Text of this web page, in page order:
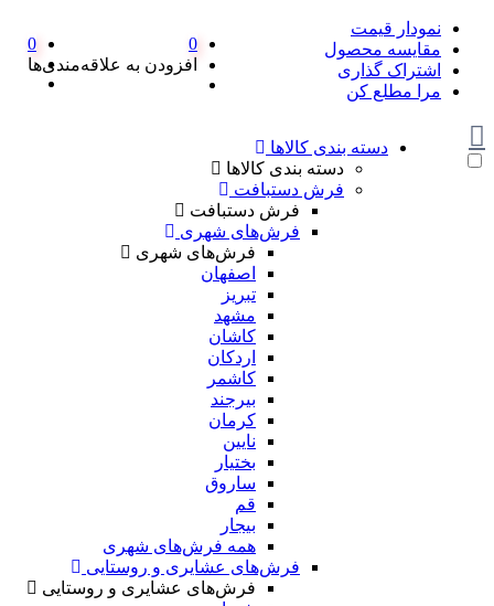
نمودار قیمت
مقایسه محصول
اشتراک گذاری
مرا مطلع کن
0
افزودن به علاقه‌مندی‌ها
0
دسته بندی کالاها
دسته بندی کالاها
فرش دستبافت
فرش دستبافت
فرش‌های شهری
فرش‌های شهری
اصفهان
تبریز
مشهد
کاشان
اردکان
کاشمر
بیرجند
کرمان
نایین
بختیار
ساروق
قم
بیجار
همه فرش‌های شهری
فرش‌های عشایری و روستایی
فرش‌های عشایری و روستایی